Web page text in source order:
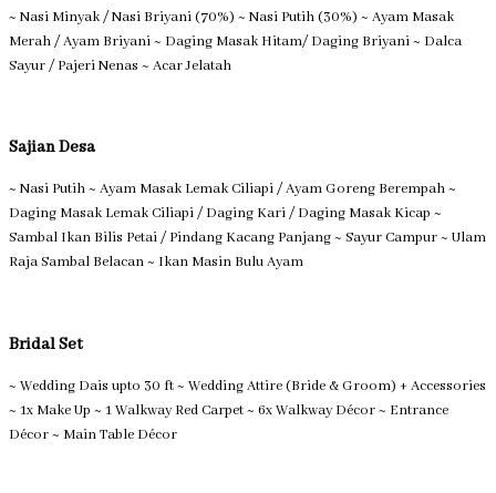
~ Nasi Minyak / Nasi Briyani (70%) ~ Nasi Putih (30%) ~ Ayam Masak
Merah / Ayam Briyani ~ Daging Masak Hitam/ Daging Briyani ~ Dalca
Sayur / Pajeri Nenas ~ Acar Jelatah
Sajian Desa
~ Nasi Putih ~ Ayam Masak Lemak Ciliapi / Ayam Goreng Berempah ~
Daging Masak Lemak Ciliapi / Daging Kari / Daging Masak Kicap ~
Sambal Ikan Bilis Petai / Pindang Kacang Panjang ~ Sayur Campur ~ Ulam
Raja Sambal Belacan ~ Ikan Masin Bulu Ayam
Bridal Set
~ Wedding Dais upto 30 ft ~ Wedding Attire (Bride & Groom) + Accessories
~ 1x Make Up ~ 1 Walkway Red Carpet ~ 6x Walkway Décor ~ Entrance
Décor ~ Main Table Décor